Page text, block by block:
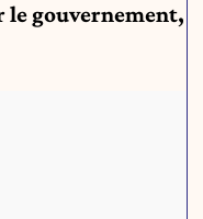
le gouvernement,